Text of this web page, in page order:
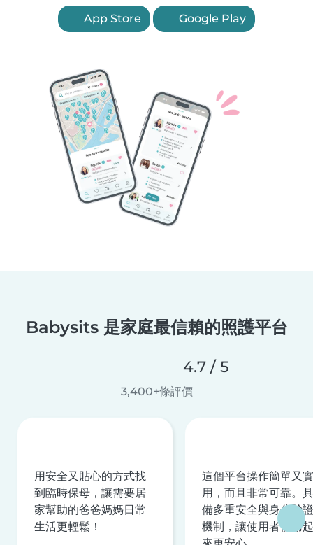
App Store Google Play
Babysits 是家庭最信賴的照護平台
4.7 / 5
3,400+條評價
用安全又貼心的方式找
到臨時保母，讓需要居
家幫助的爸爸媽媽日常
生活更輕鬆！
這個平台操作簡單又實
用，而且非常可靠。具
備多重安全與身分驗證
機制，讓使用者使用起